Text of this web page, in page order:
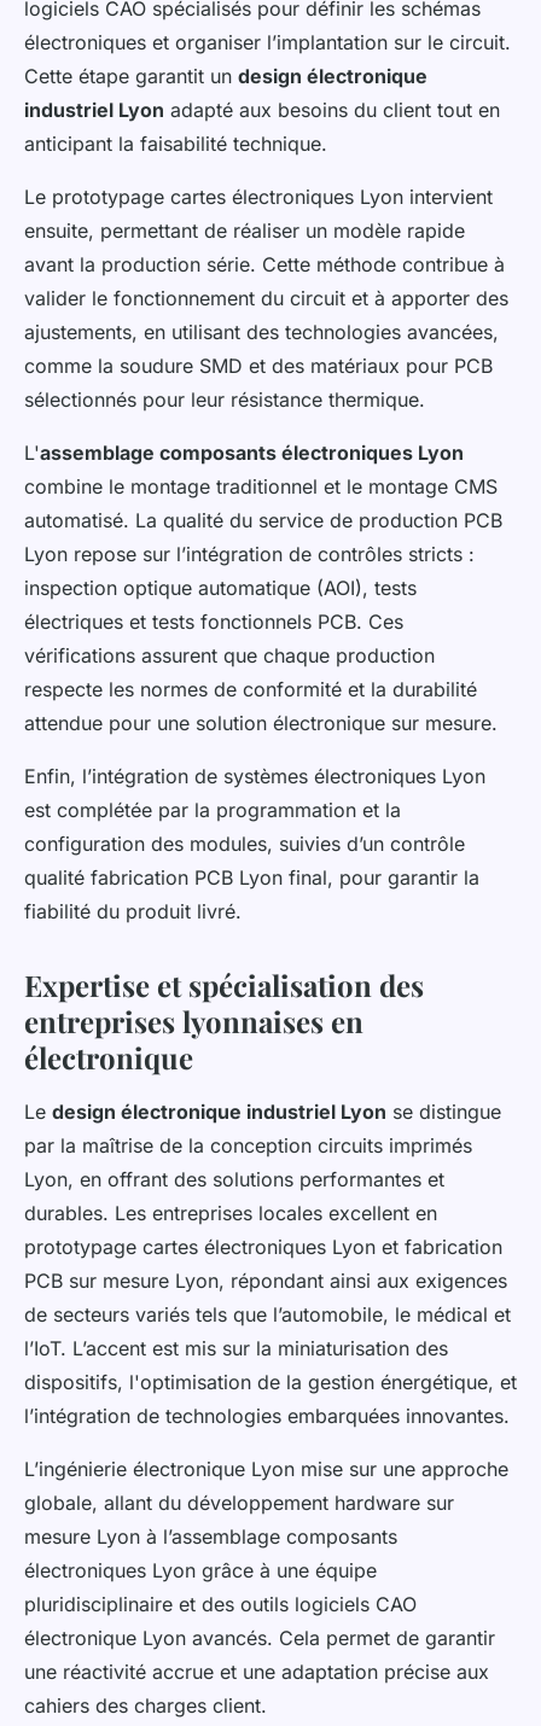
logiciels CAO spécialisés pour définir les schémas
électroniques et organiser l’implantation sur le circuit.
Cette étape garantit un design électronique
industriel Lyon adapté aux besoins du client tout en
anticipant la faisabilité technique.
Le prototypage cartes électroniques Lyon intervient
ensuite, permettant de réaliser un modèle rapide
avant la production série. Cette méthode contribue à
valider le fonctionnement du circuit et à apporter des
ajustements, en utilisant des technologies avancées,
comme la soudure SMD et des matériaux pour PCB
sélectionnés pour leur résistance thermique.
L'assemblage composants électroniques Lyon
combine le montage traditionnel et le montage CMS
automatisé. La qualité du service de production PCB
Lyon repose sur l’intégration de contrôles stricts :
inspection optique automatique (AOI), tests
électriques et tests fonctionnels PCB. Ces
vérifications assurent que chaque production
respecte les normes de conformité et la durabilité
attendue pour une solution électronique sur mesure.
Enfin, l’intégration de systèmes électroniques Lyon
est complétée par la programmation et la
configuration des modules, suivies d’un contrôle
qualité fabrication PCB Lyon final, pour garantir la
fiabilité du produit livré.
Expertise et spécialisation des
entreprises lyonnaises en
électronique
Le design électronique industriel Lyon se distingue
par la maîtrise de la conception circuits imprimés
Lyon, en offrant des solutions performantes et
durables. Les entreprises locales excellent en
prototypage cartes électroniques Lyon et fabrication
PCB sur mesure Lyon, répondant ainsi aux exigences
de secteurs variés tels que l’automobile, le médical et
l’IoT. L’accent est mis sur la miniaturisation des
dispositifs, l'optimisation de la gestion énergétique, et
l’intégration de technologies embarquées innovantes.
L’ingénierie électronique Lyon mise sur une approche
globale, allant du développement hardware sur
mesure Lyon à l’assemblage composants
électroniques Lyon grâce à une équipe
pluridisciplinaire et des outils logiciels CAO
électronique Lyon avancés. Cela permet de garantir
une réactivité accrue et une adaptation précise aux
cahiers des charges client.